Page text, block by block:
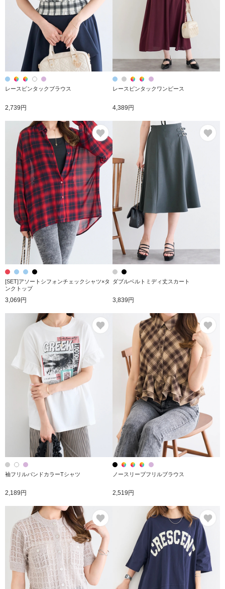
レースピンタックブラウス
2,739円
レースピンタックワンピース
4,389円
[SET]アソートシフォンチェックシャツ×タ
ンクトップ
3,069円
ダブルベルトミディ丈スカート
3,839円
袖フリルバンドカラーTシャツ
2,189円
ノースリーブフリルブラウス
2,519円